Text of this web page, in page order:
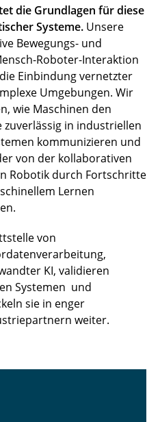
die Grundlagen für diese
Systeme. Unsere
Bewegungs- und
Roboter-Interaktion
Einbindung vernetzter
Umgebungen. Wir
wie Maschinen den
zuverlässig in industriellen
kommunizieren und
von der kollaborativen
Robotik durch Fortschritte
Lernen
von
KI, validieren
Systemen und
sie in enger
weiter.